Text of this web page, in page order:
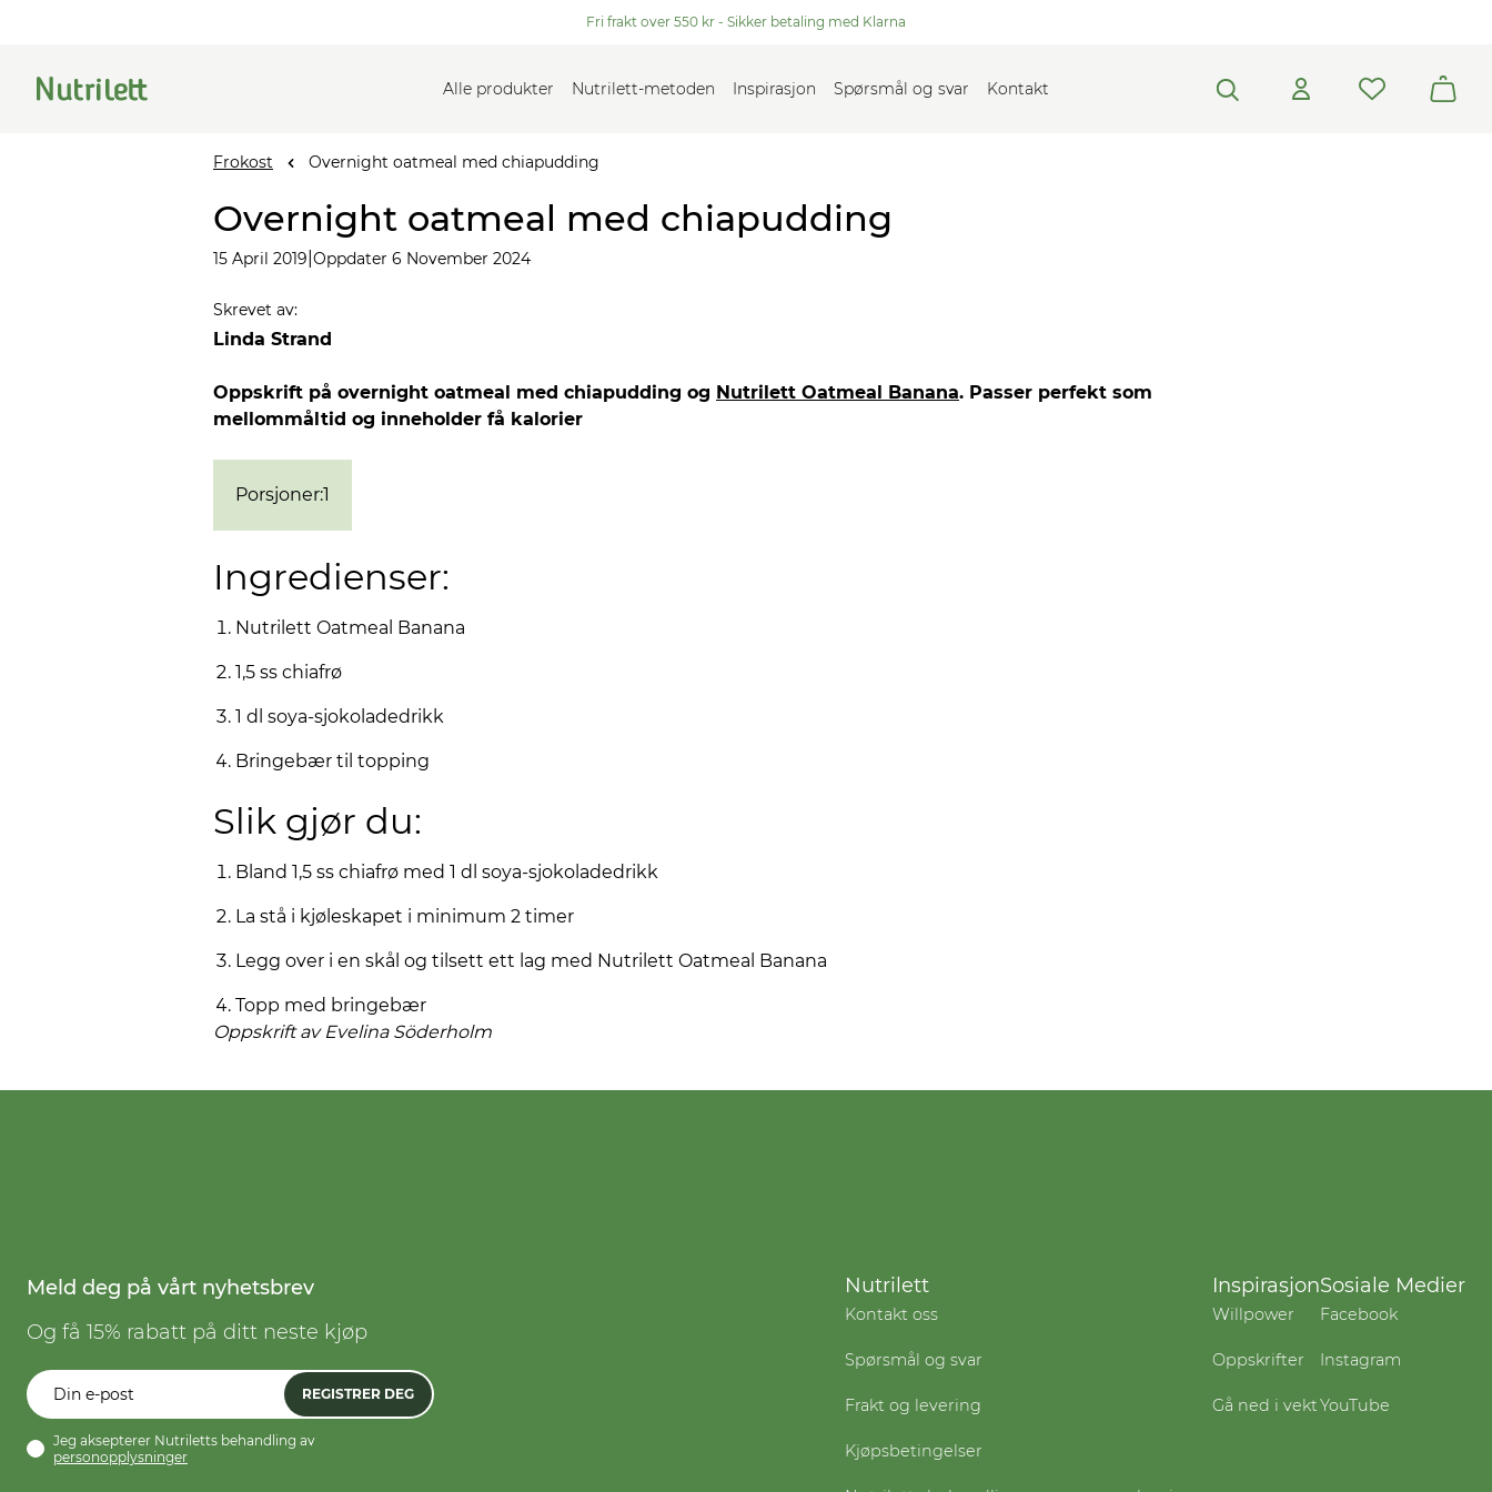
Fri frakt over 550 kr - Sikker betaling med Klarna
Alle produkter Nutrilett-metoden Inspirasjon Spørsmål og svar Kontakt
Frokost Overnight oatmeal med chiapudding
Overnight oatmeal med chiapudding
15 April 2019 Oppdater 6 November 2024
Skrevet av:
Linda Strand
Oppskrift på overnight oatmeal med chiapudding og Nutrilett Oatmeal Banana. Passer perfekt som
mellommåltid og inneholder få kalorier
Porsjoner:1
Ingredienser:
Nutrilett Oatmeal Banana
1,5 ss chiafrø
1 dl soya-sjokoladedrikk
Bringebær til topping
Slik gjør du:
Bland 1,5 ss chiafrø med 1 dl soya-sjokoladedrikk
La stå i kjøleskapet i minimum 2 timer
Legg over i en skål og tilsett ett lag med Nutrilett Oatmeal Banana
Topp med bringebær
Oppskrift av Evelina Söderholm
Meld deg på vårt nyhetsbrev
Og få 15% rabatt på ditt neste kjøp
REGISTRER DEG
Jeg aksepterer Nutriletts behandling av
personopplysninger
Nutrilett
Kontakt oss
Spørsmål og svar
Frakt og levering
Kjøpsbetingelser
Inspirasjon
Willpower
Oppskrifter
Gå ned i vekt
Sosiale Medier
Facebook
Instagram
YouTube